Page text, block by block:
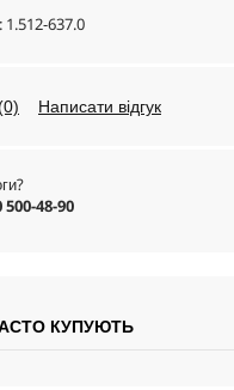
1.512-637.0
Написати відгук
500-48-90
КУПУЮТЬ